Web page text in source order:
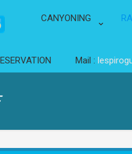
CANYONING
Mail :